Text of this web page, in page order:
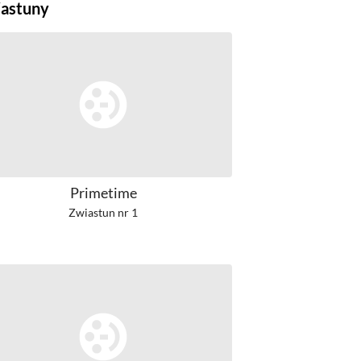
Primetime
Zwiastun nr 1